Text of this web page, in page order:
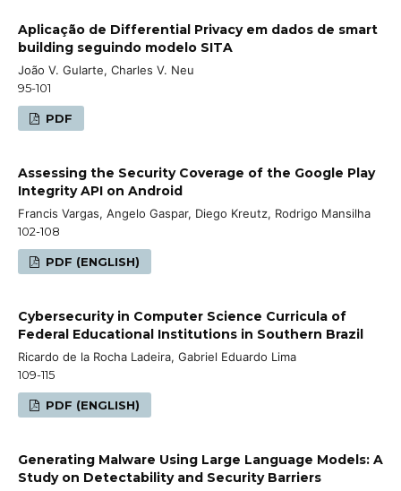
Aplicação de Differential Privacy em dados de smart
building seguindo modelo SITA
João V. Gularte, Charles V. Neu
95-101
PDF
Assessing the Security Coverage of the Google Play
Integrity API on Android
Francis Vargas, Angelo Gaspar, Diego Kreutz, Rodrigo Mansilha
102-108
PDF (ENGLISH)
Cybersecurity in Computer Science Curricula of
Federal Educational Institutions in Southern Brazil
Ricardo de la Rocha Ladeira, Gabriel Eduardo Lima
109-115
PDF (ENGLISH)
Generating Malware Using Large Language Models: A
Study on Detectability and Security Barriers